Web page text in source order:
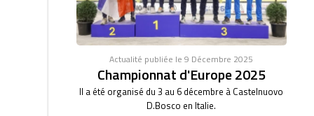
Actualité publiée le 9 Décembre 2025
Championnat d'Europe 2025
Il a été organisé du 3 au 6 décembre à Castelnuovo
D.Bosco en Italie.